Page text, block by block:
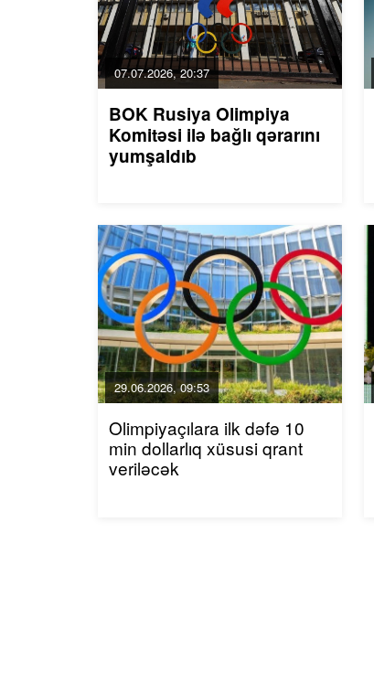
07.07.2026, 20:37
BOK Rusiya Olimpiya
Komitəsi ilə bağlı qərarını
yumşaldıb
29.06.2026, 09:53
Olimpiyaçılara ilk dəfə 10
min dollarlıq xüsusi qrant
veriləcək